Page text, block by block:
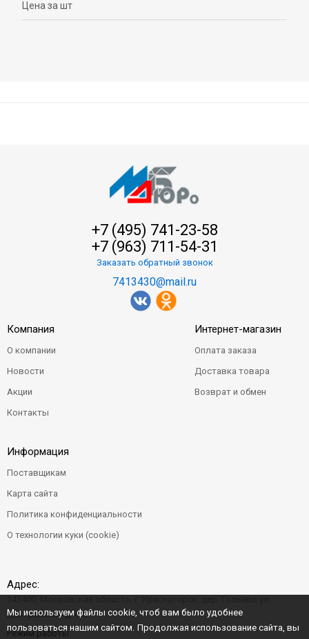
Цена за шт
+7 (495) 741-23-58
+7 (963) 711-54-31
Заказать обратный звонок
7413430@mail.ru
Компания
О компании
Новости
Акции
Контакты
Интернет-магазин
Оплата заказа
Доставка товара
Возврат и обмен
Информация
Поставщикам
Карта сайта
Политика конфиденциальности
О технологии куки (cookie)
Адрес:
Центральная д. 6"Б"
Режим работы:
Мы используем файлы cookie, чтоб вам было удобнее
пользоваться нашим сайтом. Продолжая использование сайта, вы